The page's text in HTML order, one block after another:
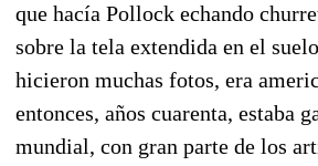
que hacía Pollock echando
sobre la tela extendida en el
hicieron muchas fotos, era
entonces, años cuarenta, estaba
mundial, con gran parte de los